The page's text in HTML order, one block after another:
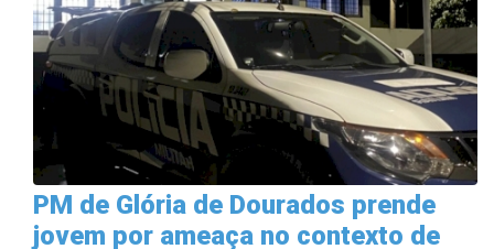
PM de Glória de Dourados prende
jovem por ameaça no contexto de